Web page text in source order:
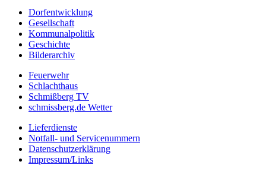
Dorfentwicklung
Gesellschaft
Kommunalpolitik
Geschichte
Bilderarchiv
Feuerwehr
Schlachthaus
Schmißberg TV
schmissberg.de Wetter
Lieferdienste
Notfall- und Servicenummern
Datenschutzerklärung
Impressum/Links